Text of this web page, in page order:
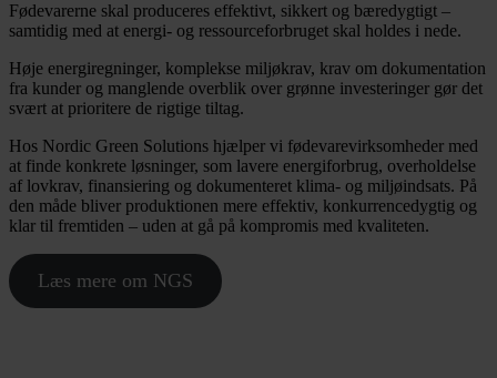
Fødevarerne skal produceres effektivt, sikkert og bæredygtigt –
samtidig med at energi- og ressourceforbruget skal holdes i nede.
Høje energiregninger, komplekse miljøkrav, krav om dokumentation
fra kunder og manglende overblik over grønne investeringer gør det
svært at prioritere de rigtige tiltag.
Hos Nordic Green Solutions hjælper vi fødevarevirksomheder med
at finde konkrete løsninger, som lavere energiforbrug, overholdelse
af lovkrav, finansiering og dokumenteret klima- og miljøindsats. På
den måde bliver produktionen mere effektiv, konkurrencedygtig og
klar til fremtiden – uden at gå på kompromis med kvaliteten.
Læs mere om NGS